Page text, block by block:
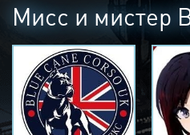
Мисс и мистер